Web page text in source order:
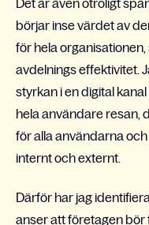
Det är även otroligt
börjar inse värdet av
för hela
avdelnings effektivitet.
styrkan i en digital
hela användare resan,
för alla användarna
internt och externt.
Därför har jag
anser att företagen bör